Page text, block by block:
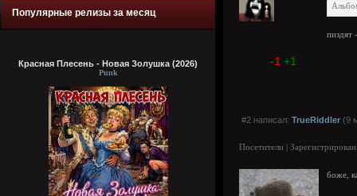
Популярные релизы за месяц
Красная Плесень - Новая Золушка (2026)
Punk
пиздят
-1 +1
#2 написал: TrueRiddler (9
Посетители |
боже,